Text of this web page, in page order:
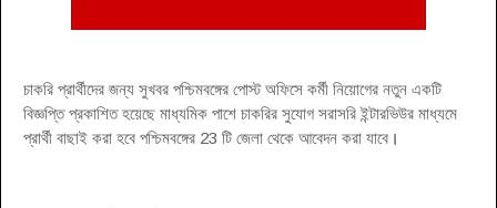
চাকরি প্রার্থীদের জন্য সুখবর পশ্চিমবঙ্গের পোস্ট অফিসে কর্মী নিয়োগের নতুন একটি
বিজ্ঞপ্তি প্রকাশিত হয়েছে মাধ্যমিক পাশে চাকরির সুযোগ সরাসরি ইন্টারভিউর মাধ্যমে
প্রার্থী বাছাই করা হবে পশ্চিমবঙ্গের 23 টি জেলা থেকে আবেদন করা যাবে ।